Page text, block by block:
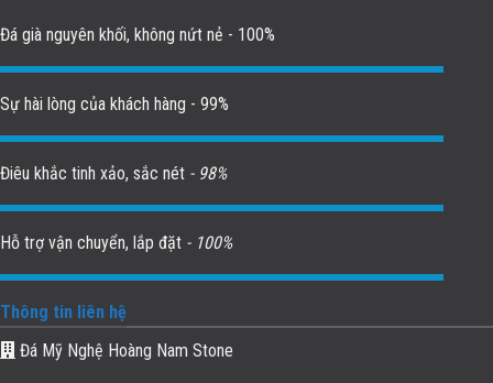
Đá già nguyên khối, không nứt nẻ - 100%
Sự hài lòng của khách hàng - 99%
Điêu khắc tinh xảo, sắc nét - 98%
Hỗ trợ vận chuyển, lắp đặt - 100%
Thông tin liên hệ
Đá Mỹ Nghệ Hoàng Nam Stone